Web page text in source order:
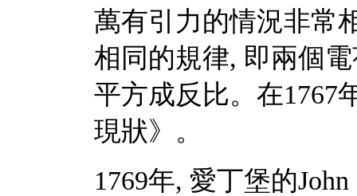
萬有引力的情況非常
相同的規律, 即兩個
平方成反比。在1767
現狀》。
1769年, 愛丁堡的